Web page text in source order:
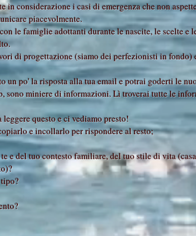
in considerazione i casi di emergenza che non
piacevolmente.
le famiglie adottanti durante le nascite, le scelte e
di progettazione (siamo dei perfezionisti in
un po' la risposta alla tua email e potrai goderti le
sono miniere di informazioni. Lì troverai tutte le
questo e ci vediamo presto!
e incollarlo per rispondere al resto;
e del tuo contesto familiare, del tuo stile di vita